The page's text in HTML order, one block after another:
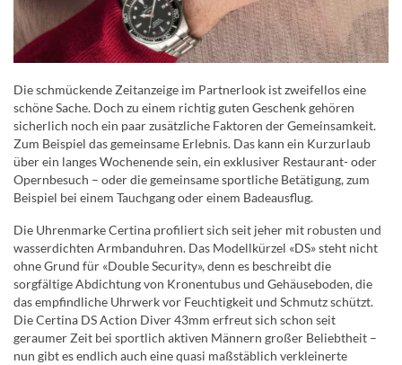
Die schmückende Zeitanzeige im Partnerlook ist zweifellos eine
schöne Sache. Doch zu einem richtig guten Geschenk gehören
sicherlich noch ein paar zusätzliche Faktoren der Gemeinsamkeit.
Zum Beispiel das gemeinsame Erlebnis. Das kann ein Kurzurlaub
über ein langes Wochenende sein, ein exklusiver Restaurant- oder
Opernbesuch – oder die gemeinsame sportliche Betätigung, zum
Beispiel bei einem Tauchgang oder einem Badeausflug.
Die Uhrenmarke Certina profiliert sich seit jeher mit robusten und
wasserdichten Armbanduhren. Das Modellkürzel «DS» steht nicht
ohne Grund für «Double Security», denn es beschreibt die
sorgfältige Abdichtung von Kronentubus und Gehäuseboden, die
das empfindliche Uhrwerk vor Feuchtigkeit und Schmutz schützt.
Die Certina DS Action Diver 43mm erfreut sich schon seit
geraumer Zeit bei sportlich aktiven Männern großer Beliebtheit –
nun gibt es endlich auch eine quasi maßstäblich verkleinerte